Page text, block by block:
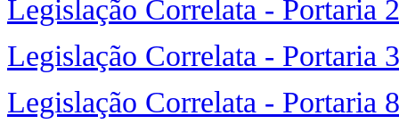
Legislação Correlata - Portaria
Legislação Correlata - Portaria
Legislação Correlata - Portaria